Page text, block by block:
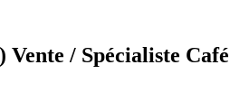
Vente / Spécialiste Café